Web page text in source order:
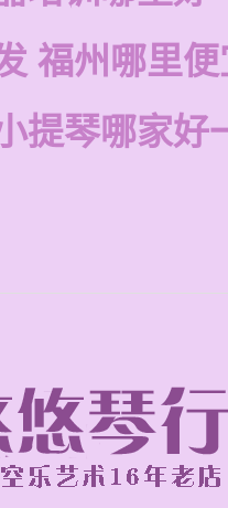
福州哪里
提琴哪家好